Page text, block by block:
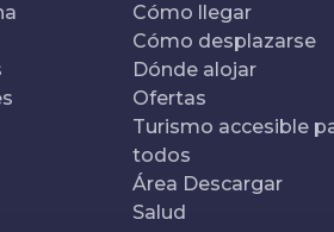
Cómo llegar
Cómo desplazarse
Dónde alojar
Ofertas
Turismo accesible
todos
Área Descargar
Salud